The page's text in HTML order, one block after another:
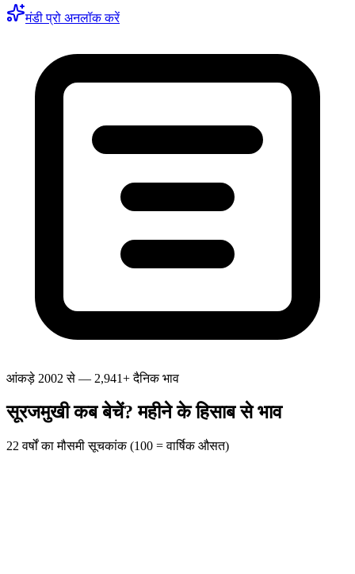
मंडी प्रो अनलॉक करें
आंकड़े 2002 से — 2,941+ दैनिक भाव
सूरजमुखी कब बेचें? महीने के हिसाब से भाव
22 वर्षों का मौसमी सूचकांक (100 = वार्षिक औसत)